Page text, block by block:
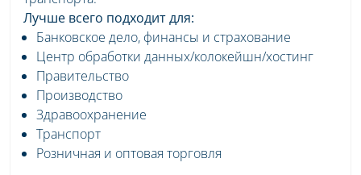
Лучше всего подходит для:
Банковское дело, финансы и страхование
Центр обработки данных/колокейшн/хостинг
Правительство
Производство
Здравоохранение
Транспорт
Розничная и оптовая торговля